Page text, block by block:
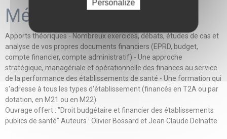
Méthodes mobilisées
Apports théoriques - Nombreux exercices, débats, études de cas et
analyse de vos propres documents financiers (EPRD, budget,
compte financier, compte administratif) - Une approche
stratégique, managériale et opérationnelle des finances au service
de la performance des établissements de santé - Une formation qui
s'adresse à tous les types d'établissement (financés en T2A ou par
dotation, en M21 ou en M22)
Ouvrage offert : "Droit budgétaire et financier des établissements
publics de santé" Auteurs : Olivier Bossard et Jean Claude Delnatte
Personalize